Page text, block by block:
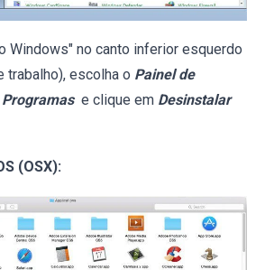
Windows" no canto inferior esquerdo
trabalho), escolha o Painel de
Programas e clique em Desinstalar
(OSX):